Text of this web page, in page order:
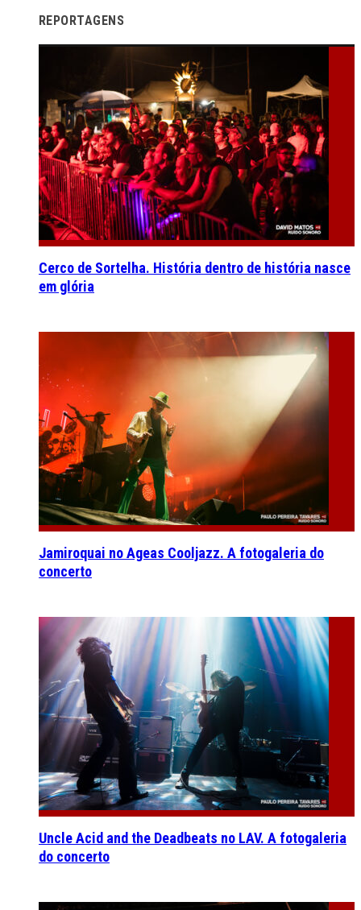
REPORTAGENS
Cerco de Sortelha. História dentro de história nasce
em glória
Jamiroquai no Ageas Cooljazz. A fotogaleria do
concerto
Uncle Acid and the Deadbeats no LAV. A fotogaleria
do concerto